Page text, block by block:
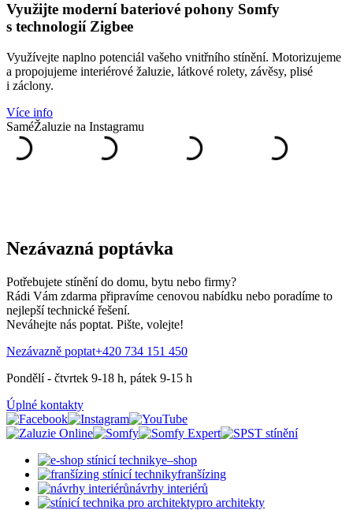
Využijte moderní bateriové pohony Somfy
s technologií Zigbee
Využívejte naplno potenciál vašeho vnitřního stínění. Motorizujeme
a propojujeme interiérové žaluzie, látkové rolety, závěsy, plisé
i záclony.
Více info
SaméŽaluzie na Instagramu
Nezávazná poptávka
Potřebujete stínění do domu, bytu nebo firmy?
Rádi Vám zdarma připravíme cenovou nabídku nebo poradíme to
nejlepší technické řešení.
Neváhejte nás poptat. Pište, volejte!
Nezávazně poptat+420 734 151 450
Pondělí - čtvrtek 9-18 h, pátek 9-15 h
Úplné kontakty
e–shop
franšízing
návrhy interiérů
pro architekty